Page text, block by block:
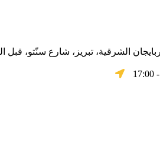
الشرقیة، تبریز، شارع سنّتو،